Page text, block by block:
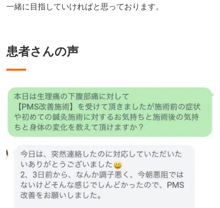
一緒に目指していければと思っております。
患者さんの声